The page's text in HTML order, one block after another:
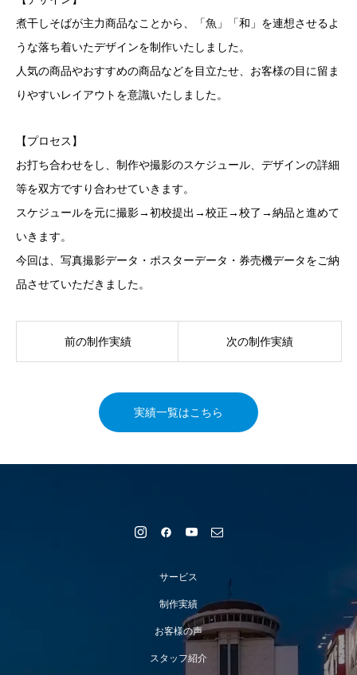
煮干しそばが主力商品なことから、「魚」「和」を連想させるよ
うな落ち着いたデザインを制作いたしました。
人気の商品やおすすめの商品などを目立たせ、お客様の目に留ま
りやすいレイアウトを意識いたしました。
【プロセス】
お打ち合わせをし、制作や撮影のスケジュール、デザインの詳細
等を双方ですり合わせていきます。
スケジュールを元に撮影→初校提出→校正→校了→納品と進めて
いきます。
今回は、写真撮影データ・ポスターデータ・券売機データをご納
品させていただきました。
前の制作実績 次の制作実績
実績一覧はこちら
サービス
制作実績
お客様の声
スタッフ紹介